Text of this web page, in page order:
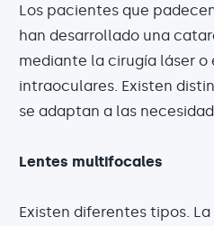
Los pacientes que
han desarrollado una
mediante la cirugía láser
intraoculares. Existen
se adaptan a las
Lentes multifocales
Existen diferentes tipos.